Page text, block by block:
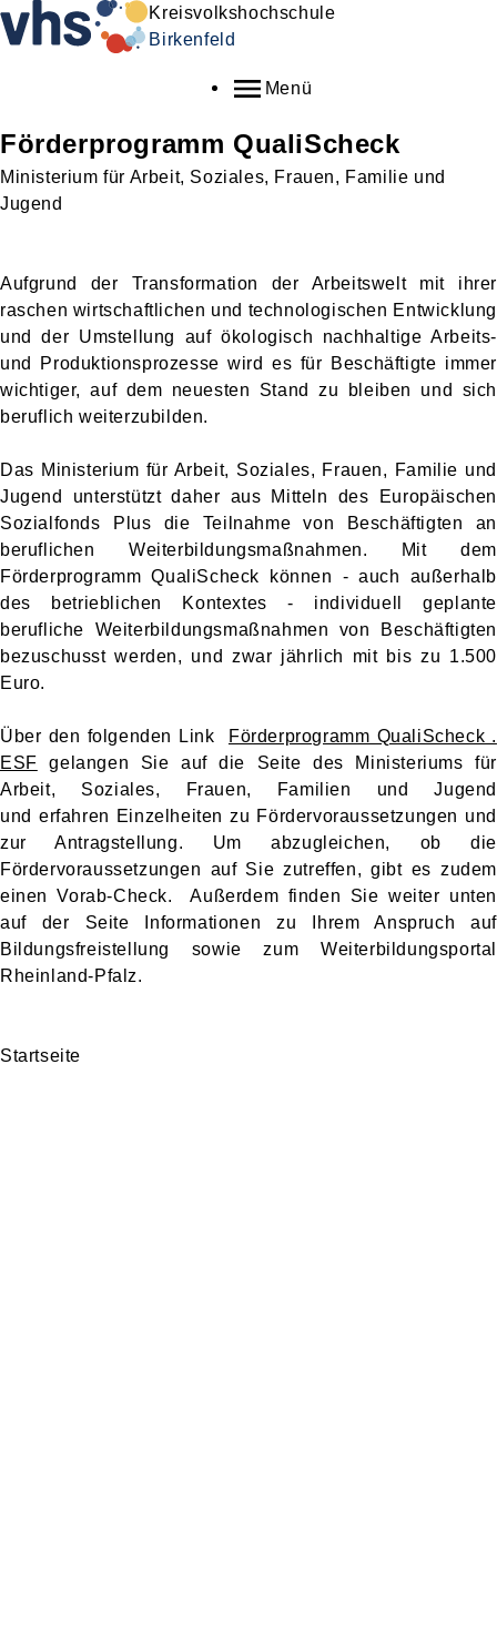
Kreisvolkshochschule
Birkenfeld
Menü
Förderprogramm QualiScheck
Ministerium für Arbeit, Soziales, Frauen, Familie und
Jugend
Aufgrund der Transformation der Arbeitswelt mit ihrer
raschen wirtschaftlichen und technologischen Entwicklung
und der Umstellung auf ökologisch nachhaltige Arbeits-
und Produktionsprozesse wird es für Beschäftigte immer
wichtiger, auf dem neuesten Stand zu bleiben und sich
beruflich weiterzubilden.
Das Ministerium für Arbeit, Soziales, Frauen, Familie und
Jugend unterstützt daher aus Mitteln des Europäischen
Sozialfonds Plus die Teilnahme von Beschäftigten an
beruflichen Weiterbildungsmaßnahmen. Mit dem
Förderprogramm QualiScheck können - auch außerhalb
des betrieblichen Kontextes - individuell geplante
berufliche Weiterbildungsmaßnahmen von Beschäftigten
bezuschusst werden, und zwar jährlich mit bis zu 1.500
Euro.
Über den folgenden Link
Förderprogramm QualiScheck .
ESF gelangen Sie auf die Seite des Ministeriums für
Arbeit, Soziales, Frauen, Familien und Jugend
und erfahren Einzelheiten zu Fördervoraussetzungen und
zur Antragstellung. Um abzugleichen, ob die
Fördervoraussetzungen auf Sie zutreffen, gibt es zudem
einen Vorab-Check. Außerdem finden Sie weiter unten
auf der Seite Informationen zu Ihrem Anspruch auf
Bildungsfreistellung sowie zum Weiterbildungsportal
Rheinland-Pfalz.
Startseite